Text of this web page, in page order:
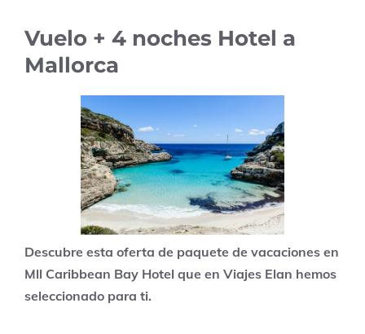
Vuelo + 4 noches Hotel a
Mallorca
Descubre esta oferta de paquete de vacaciones en
Mll Caribbean Bay Hotel que en Viajes Elan hemos
seleccionado para ti.